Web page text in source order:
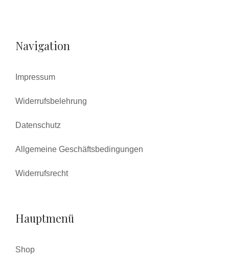
Navigation
Impressum
Widerrufsbelehrung
Datenschutz
Allgemeine Geschäftsbedingungen
Widerrufsrecht
Hauptmenü
Shop